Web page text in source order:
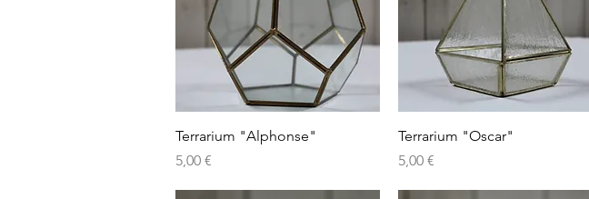
Aperçu rapide
Terrarium "Alphonse"
Prix
5,00 €
Aperçu rapide
Terrarium "Oscar"
Prix
5,00 €